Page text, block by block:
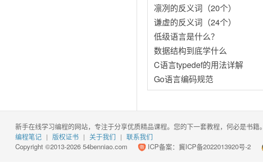
凛冽的反义词（20个）
谦虚的反义词（24个）
低级语言是什么？
数据结构到底学什么
C语言typedef的用法详解
Go语言编码规范
新手在线学习编程的网站，专注于分享优质精品课程。您的下一套教程，何必是书籍。
编程笔记 | 版权证书 | 关于我们 | 联系我们
Copyright ©2013-2026 54benniao.com
ICP备案： 冀ICP备2022013920号-2